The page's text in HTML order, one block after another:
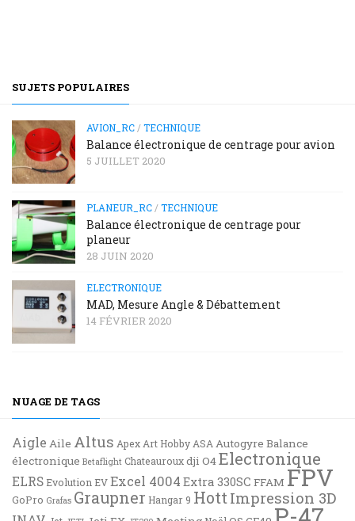
SUJETS POPULAIRES
AVION_RC/TECHNIQUE
Balance électronique de centrage pour avion
5 JUILLET 2020
PLANEUR_RC/TECHNIQUE
Balance électronique de centrage pour
planeur
28 JUIN 2020
ELECTRONIQUE
MAD, Mesure Angle & Débattement
14 FÉVRIER 2020
NUAGE DE TAGS
Aigle Aile Altus ApexArt HobbyASAAutogyre Balance
électronique Betaflight Chateaurouxdji O4Electronique
ELRS Evolution EVExcel 4004 Extra 330SC FFAM FPV
GoPro Grafas Graupner Hangar 9 HottImpression 3D